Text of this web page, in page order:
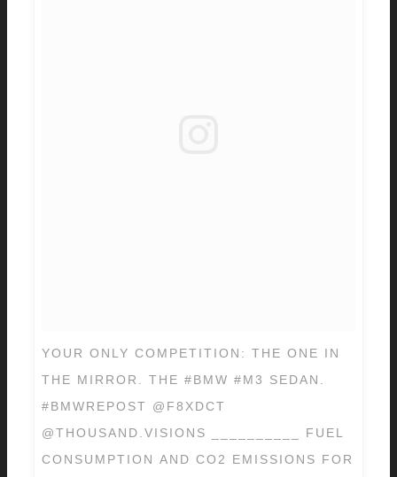
YOUR ONLY COMPETITION: THE ONE IN
THE MIRROR. THE #BMW #M3 SEDAN.
#BMWREPOST @F8XDCT
@THOUSAND.VISIONS __________ FUEL
CONSUMPTION AND CO2 EMISSIONS FOR